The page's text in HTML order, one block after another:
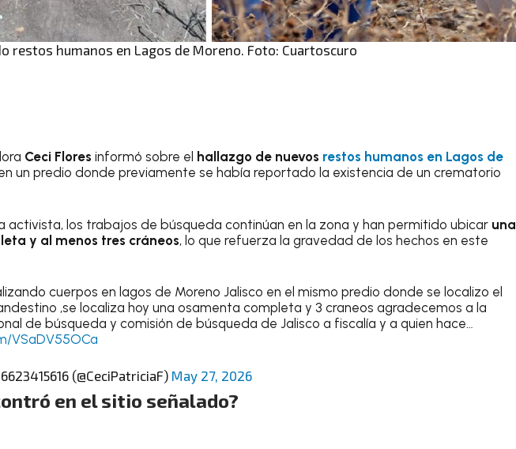
restos humanos en Lagos de Moreno. Foto: Cuartoscuro
Ceci Flores informó sobre el hallazgo de nuevos restos humanos en Lagos de
un predio donde previamente se había reportado la existencia de un crematorio
activista, los trabajos de búsqueda continúan en la zona y han permitido ubicar una
y al menos tres cráneos, lo que refuerza la gravedad de los hechos en este
cuerpos en lagos de Moreno Jalisco en el mismo predio donde se localizo el
,se localiza hoy una osamenta completa y 3 craneos agradecemos a la
de búsqueda y comisión de búsqueda de Jalisco a fiscalía y a quien hace…
VSaDV55OCa
(@CeciPatriciaF) May 27, 2026
en el sitio señalado?